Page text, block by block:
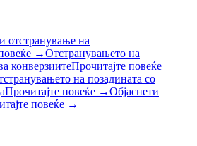
отстранување на
→Отстранувањето на
конверзиитеПрочитајте повеќе
на позадината со
Прочитајте повеќе →Објаснети
повеќе →